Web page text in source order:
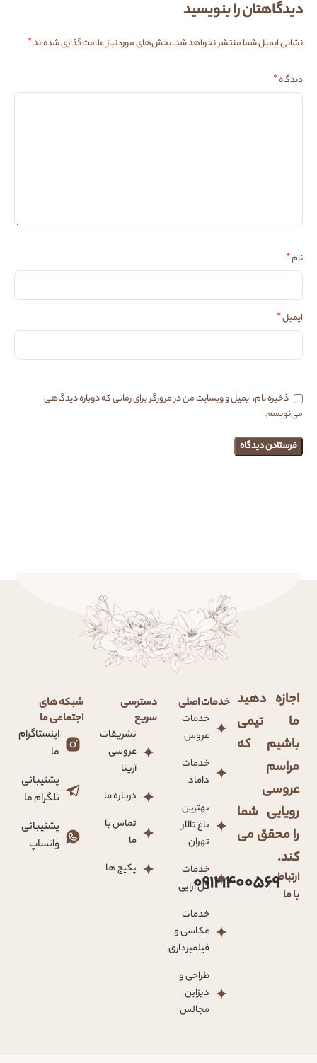
دیدگاهتان را بنویسید
نشانی ایمیل شما منتشر نخواهد شد.بخش‌های موردنیاز علامت‌گذاری شده‌اند*
دیدگاه*
نام*
ایمیل*
ذخیره نام، ایمیل و وبسایت من در مرورگر برای زمانی که دوباره دیدگاهی
می‌نویسم.
اجازه دهید
ما تیمی
باشیم که
مراسم
عروسی
رویایی شما
را محقق می
کند.
ارتباط
با ما 09121400569
خدمات اصلی
خدمات
عروس
خدمات
داماد
بهترین
باغ تالار
تهران
خدمات
گل آرایی
خدمات
عکاسی و
فیلمبرداری
طراحی و
دیزاین
مجالس
دسترسی
سریع
تشریفات
عروسی
آرینا
درباره ما
تماس با
ما
پکیج ها
شبکه های
اجتماعی ما
اینستاگرام
ما
پشتیبانی
تلگرام ما
پشتیبانی
واتساپ